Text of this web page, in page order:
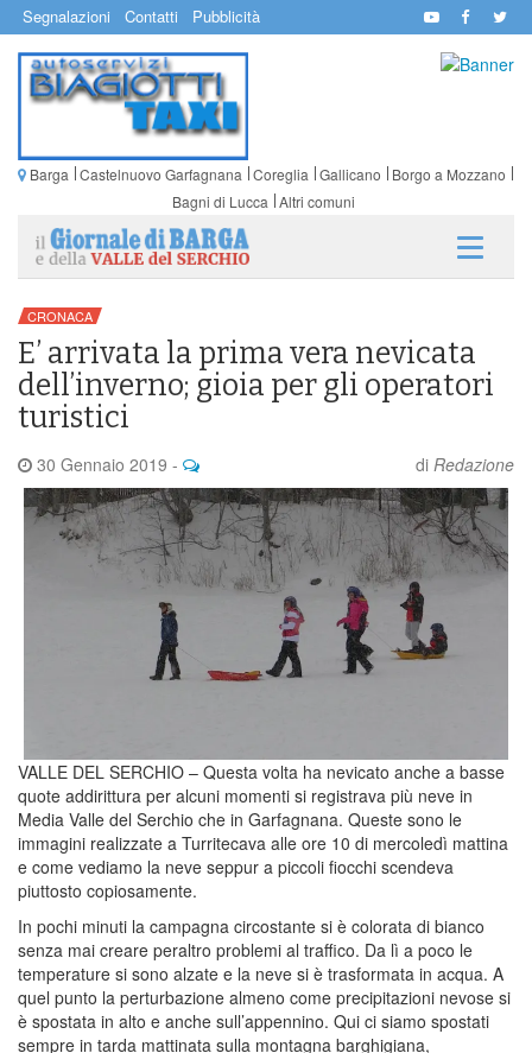
Segnalazioni Contatti Pubblicità
Barga Castelnuovo Garfagnana Coreglia Gallicano
Borgo a Mozzano
Bagni di Lucca Altri comuni
CRONACA
E’ arrivata la prima vera nevicata
dell’inverno; gioia per gli operatori
turistici
30 Gennaio 2019 - di Redazione
VALLE DEL SERCHIO – Questa volta ha nevicato anche a basse
quote addirittura per alcuni momenti si registrava più neve in
Media Valle del Serchio che in Garfagnana. Queste sono le
immagini realizzate a Turritecava alle ore 10 di mercoledì mattina
e come vediamo la neve seppur a piccoli fiocchi scendeva
piuttosto copiosamente.
In pochi minuti la campagna circostante si è colorata di bianco
senza mai creare peraltro problemi al traffico. Da lì a poco le
temperature si sono alzate e la neve si è trasformata in acqua. A
quel punto la perturbazione almeno come precipitazioni nevose si
è spostata in alto e anche sull’appennino. Qui ci siamo spostati
sempre in tarda mattinata sulla montagna barghigiana,